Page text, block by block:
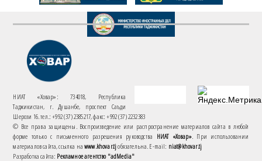
НИАТ «Ховар»: 734018, Республика
Таджикистан, г. Душанбе, проспект Саъди
Шерози 16. тел.: +992 (37) 2385217, факс: +992 (37) 2232383
© Все права защищены. Воспроизведение или распространение материалов сайта в любой
форме только с письменного разрешения руководства НИАТ «Ховар». При использовании
материалов сайта, ссылка наwww.khovar.tjобязательна. E-mail: niat@khovar.tj
Разработка сайта: Рекламное агентство "adMedia"